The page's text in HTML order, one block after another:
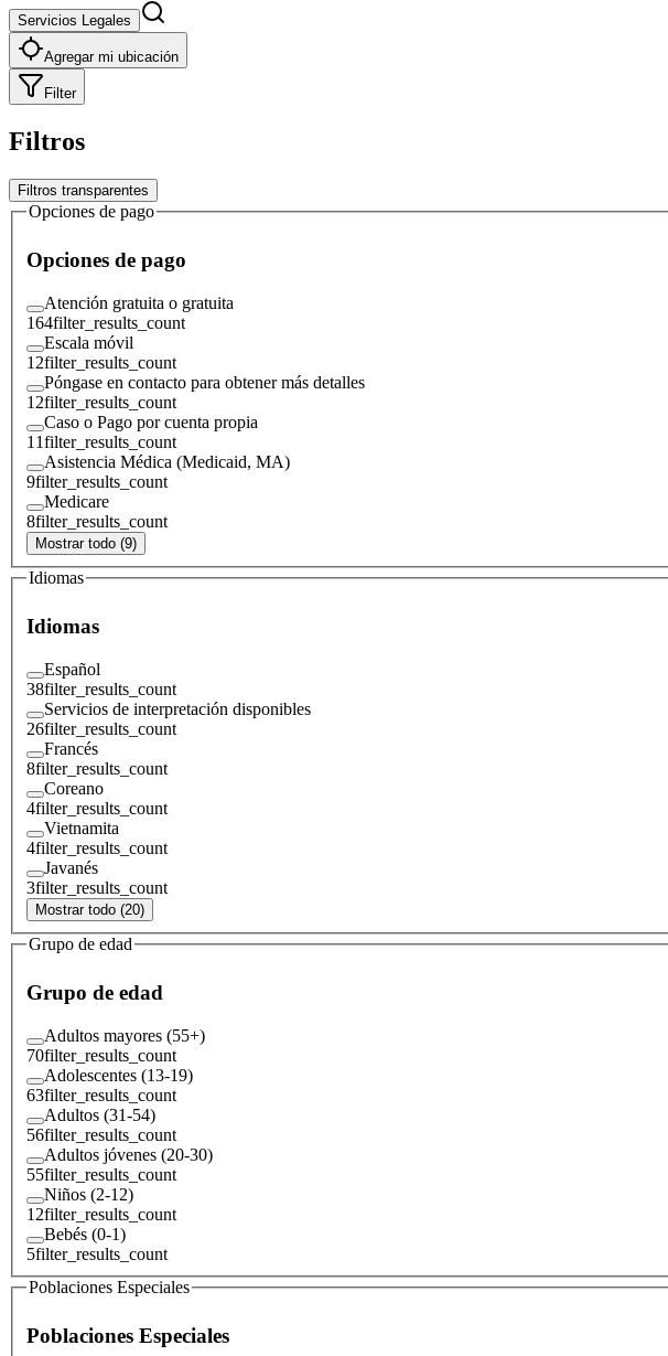
Servicios Legales
Agregar mi ubicación
Filter
Filtros
Filtros transparentes
Opciones de pago
Opciones de pago
Atención gratuita o gratuita
164filter_results_count
Escala móvil
12filter_results_count
Póngase en contacto para obtener más detalles
12filter_results_count
Caso o Pago por cuenta propia
11filter_results_count
Asistencia Médica (Medicaid, MA)
9filter_results_count
Medicare
8filter_results_count
Mostrar todo (9)
Idiomas
Idiomas
Español
38filter_results_count
Servicios de interpretación disponibles
26filter_results_count
Francés
8filter_results_count
Coreano
4filter_results_count
Vietnamita
4filter_results_count
Javanés
3filter_results_count
Mostrar todo (20)
Grupo de edad
Grupo de edad
Adultos mayores (55+)
70filter_results_count
Adolescentes (13-19)
63filter_results_count
Adultos (31-54)
56filter_results_count
Adultos jóvenes (20-30)
55filter_results_count
Niños (2-12)
12filter_results_count
Bebés (0-1)
5filter_results_count
Poblaciones Especiales
Poblaciones Especiales